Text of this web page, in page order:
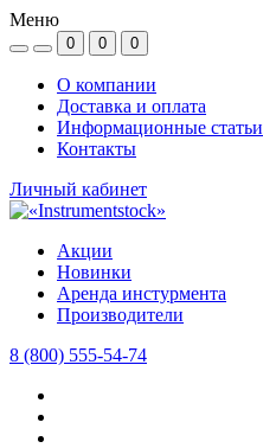
Меню
0 0 0
О компании
Доставка и оплата
Информационные статьи
Контакты
Личный кабинет
Акции
Новинки
Аренда инстурмента
Производители
8 (800) 555-54-74